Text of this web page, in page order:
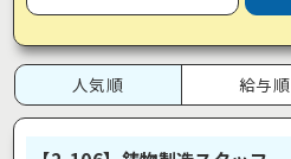
人気順 給与順